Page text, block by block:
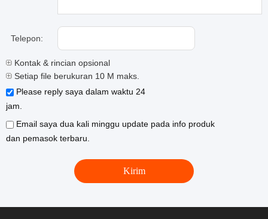
Telepon:
Kontak & rincian opsional
Setiap file berukuran 10 M maks.
Please reply saya dalam waktu 24
jam.
Email saya dua kali minggu update pada info produk
dan pemasok terbaru.